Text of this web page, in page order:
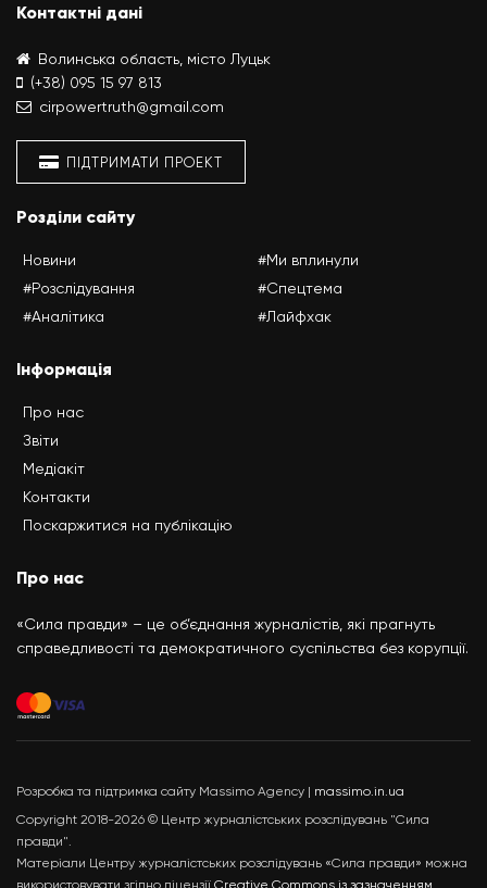
Контактні дані
Волинська область, місто Луцьк
(+38) 095 15 97 813
cirpowertruth@gmail.com
ПІДТРИМАТИ ПРОЕКТ
Розділи сайту
Новини
#Розслідування
#Аналітика
#Ми вплинули
#Спецтема
#Лайфхак
Інформація
Про нас
Звіти
Медіакіт
Контакти
Поскаржитися на публікацію
Про нас
«Сила правди» – це об’єднання журналістів, які прагнуть
справедливості та демократичного суспільства без корупції.
Розробка та підтримка сайту Massimo Agency | massimo.in.ua
Copyright 2018-2026 © Центр журналістських розслідувань "Сила
правди".
Матеріали Центру журналістських розслідувань «Сила правди» можна
використовувати згідно ліцензії Creative Commons із зазначенням